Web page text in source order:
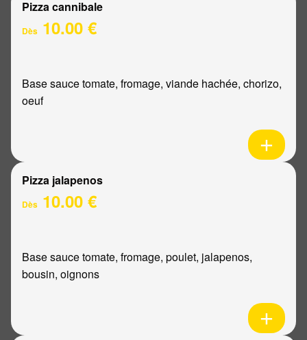
Pizza cannibale
Dès 10.00 €
Base sauce tomate, fromage, viande hachée, chorizo,
oeuf
Pizza jalapenos
Dès 10.00 €
Base sauce tomate, fromage, poulet, jalapenos,
bousin, oignons